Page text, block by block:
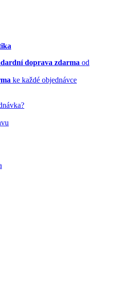
doprava zdarma od
ke každé objednávce